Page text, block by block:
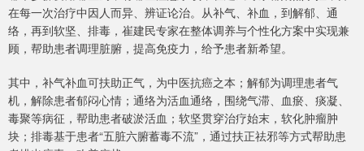
在每一次治疗中因人而异、辨证论治。从补气、补血，到解郁、通
络，再到软坚、排毒，崔建民专家在整体调养与个性化方案中实现兼
顾，帮助患者调理脏腑，提高免疫力，给予患者新希望。
其中，补气补血可扶助正气，为中医抗癌之本；解郁为调理患者气
机，解除患者郁闷心情；通络为活血通络，围绕气滞、血瘀、痰凝、
毒聚等病征，帮助患者破淤活血；软坚贯穿治疗始末，软化肿瘤肿
块；排毒基于患者“五脏六腑蓄毒不流”，通过扶正祛邪等方式帮助患